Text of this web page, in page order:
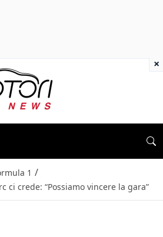
1 /
ci crede: “Possiamo vincere la gara”
×